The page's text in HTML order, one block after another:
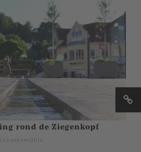
rond de Ziegenkopf